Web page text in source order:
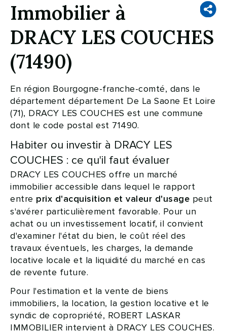
Immobilier à
DRACY LES COUCHES
(71490)
En région Bourgogne-franche-comté, dans le
département département De La Saone Et Loire
(71), DRACY LES COUCHES est une commune
dont le code postal est 71490.
Habiter ou investir à DRACY LES
COUCHES : ce qu'il faut évaluer
DRACY LES COUCHES offre un marché
immobilier accessible dans lequel le rapport
entre prix d'acquisition et valeur d'usage peut
s'avérer particulièrement favorable. Pour un
achat ou un investissement locatif, il convient
d'examiner l'état du bien, le coût réel des
travaux éventuels, les charges, la demande
locative locale et la liquidité du marché en cas
de revente future.
Pour l'estimation et la vente de biens
immobiliers, la location, la gestion locative et le
syndic de copropriété, ROBERT LASKAR
IMMOBILIER intervient à DRACY LES COUCHES.